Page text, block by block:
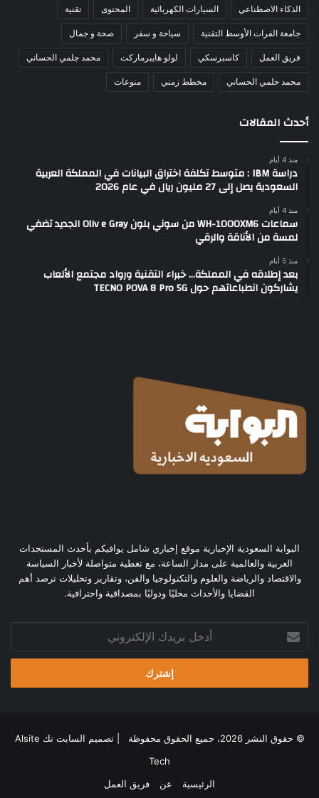
الذكاء الاصطناعي السيارات الكهربائية المحتوى تقنية
جامعة الفرات الأوسط التقنية سياحة و سفر صحة و جمال
فريق العمل كاسبرسكي لولو هايبرماركت محمد جلمي الحساني
محمد حلمي الحساني مخطط زمني منوعات
أحدث المقالات
منذ 4 أيام
دراسة IBM : متوسط تكلفة اختراق البيانات في المملكة العربية
السعودية يصل إلى 27 مليون ريال في عام 2026
منذ 4 أيام
سماعات WH-1000XM6 من سوني بلون Oliv e Gray الجديد تضفي
لمسة من الأناقة والرقي
منذ 5 أيام
بعد إطلاقه في المملكة… خبراء التقنية ورواد مجتمع الألعاب
يشاركون انطباعاتهم حول TECNO POVA 8 Pro 5G
البوابة السعودية الإخبارية موقع إخباري شامل يوافيكم بأحدث المستجدات
العربية والعالمية على مدار الساعة، مع تغطية متواصلة لأخبار السياسة
والاقتصاد والرياضة والعلوم والتكنولوجيا والفن، وتقارير وتحليلات ترصد أهم
القضايا والأحداث محليًا ودوليًا بمصداقية واحترافية.
بريدك
الإلكتروني
© حقوق النشر 2026، جميع الحقوق محفوظة | تصميم
السايت تك Alsite
Tech
الرئيسية
عن فريق العمل